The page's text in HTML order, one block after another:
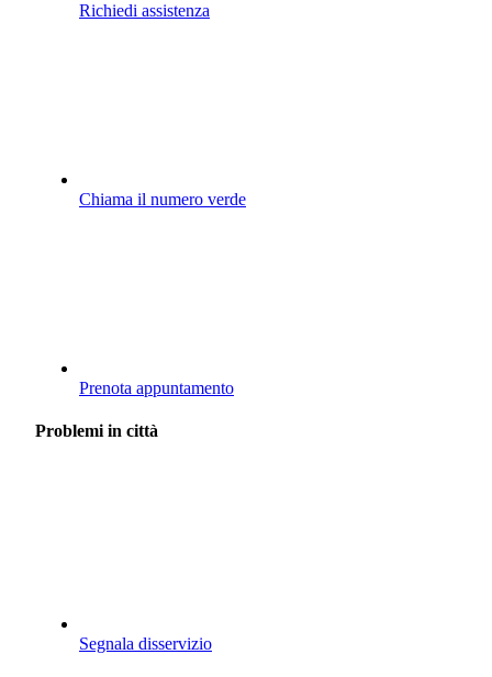
Richiedi assistenza
Chiama il numero verde
Prenota appuntamento
Problemi in città
Segnala disservizio